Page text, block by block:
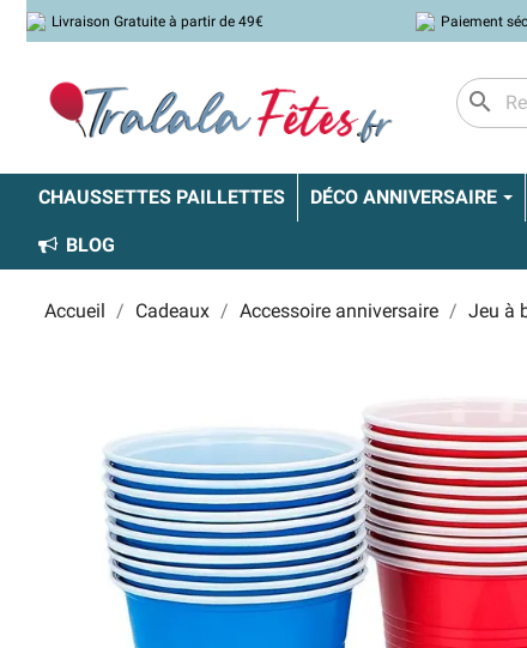
Livraison Gratuite à partir de 49€ Paiement
search
CHAUSSETTES PAILLETTES DÉCO ANNIVERSAIRE
BLOG
Accueil Cadeaux Accessoire anniversaire Jeu à